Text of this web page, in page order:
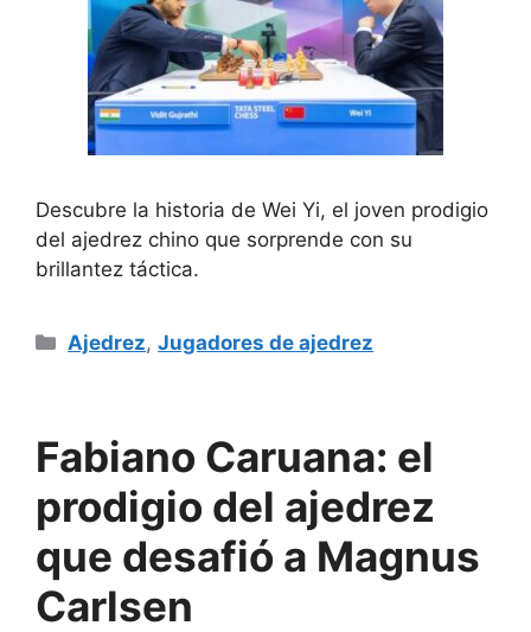
Descubre la historia de Wei Yi, el joven prodigio
del ajedrez chino que sorprende con su
brillantez táctica.
Categorías
Ajedrez,Jugadores de ajedrez
Fabiano Caruana: el
prodigio del ajedrez
que desafió a Magnus
Carlsen